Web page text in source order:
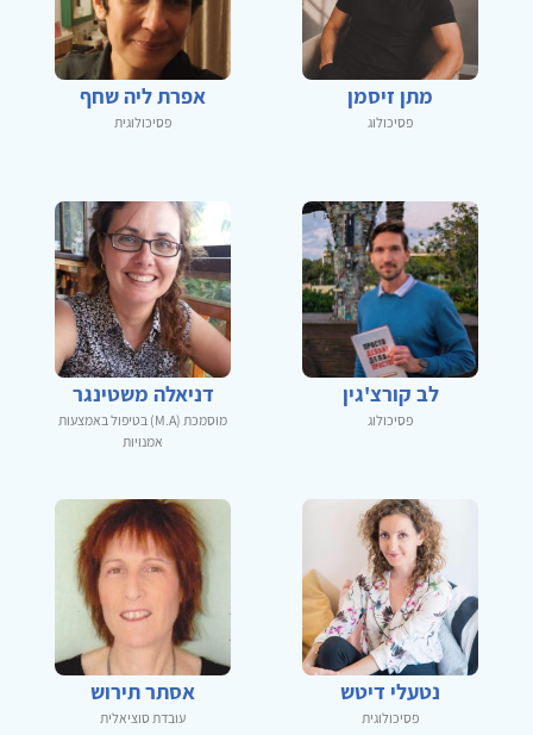
מתן זיסמן
פסיכולוג
אפרת ליה שחף
פסיכולוגית
לב קורצ'גין
פסיכולוג
דניאלה משטינגר
מוסמכת (M.A) בטיפול באמצעות
אמנויות
נטעלי דיטש
פסיכולוגית
אסתר תירוש
עובדת סוציאלית